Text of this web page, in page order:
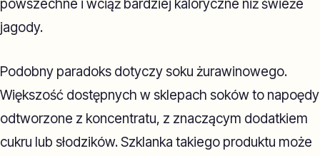
powszechne i wciąż bardziej kaloryczne niż świeże
jagody.
Podobny paradoks dotyczy soku żurawinowego.
Większość dostępnych w sklepach soków to napoędy
odtworzone z koncentratu, z znaczącym dodatkiem
cukru lub słodzików. Szklanka takiego produktu może